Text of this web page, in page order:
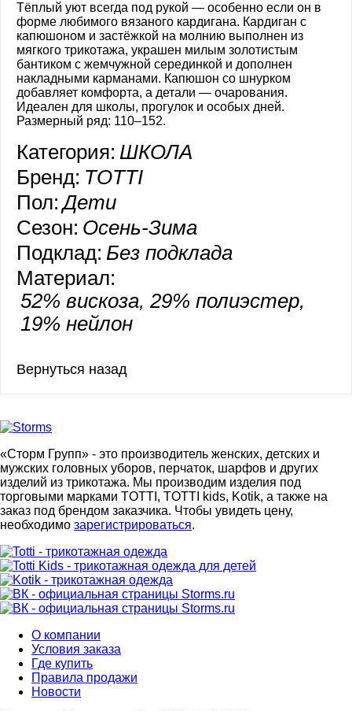
Тёплый уют всегда под рукой — особенно если он в
форме любимого вязаного кардигана. Кардиган с
капюшоном и застёжкой на молнию выполнен из
мягкого трикотажа, украшен милым золотистым
бантиком с жемчужной серединкой и дополнен
накладными карманами. Капюшон со шнурком
добавляет комфорта, а детали — очарования.
Идеален для школы, прогулок и особых дней.
Размерный ряд: 110–152.
Категория: ШКОЛА
Бренд: TOTTI
Пол: Дети
Сезон: Осень-Зима
Подклад: Без подклада
Материал:
52% вискоза, 29% полиэстер,
19% нейлон
«Сторм Групп» - это производитель женских, детских и
мужских головных уборов, перчаток, шарфов и других
изделий из трикотажа. Мы производим изделия под
торговыми марками TOTTI, TOTTI kids, Kotik, а также на
заказ под брендом заказчика. Чтобы увидеть цену,
необходимо зарегистрироваться.
О компании
Условия заказа
Где купить
Правила продажи
Новости